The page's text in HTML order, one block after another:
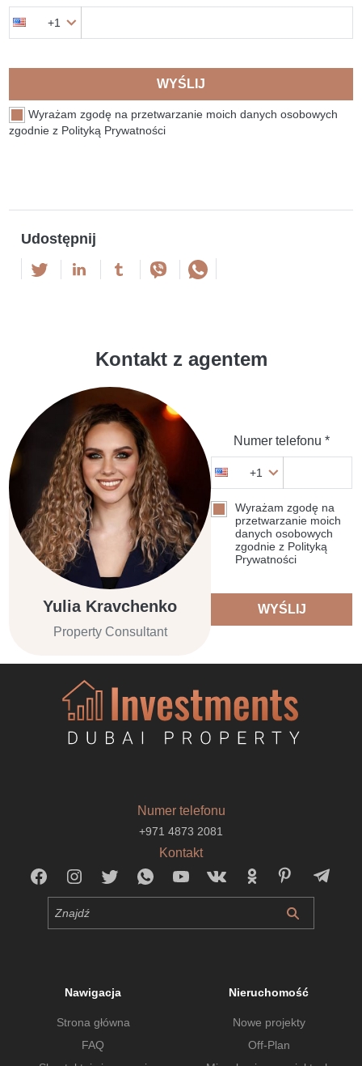
+1
WYŚLIJ
Wyrażam zgodę na przetwarzanie moich danych osobowych
zgodnie z Polityką Prywatności
Udostępnij
Kontakt z agentem
Yulia Kravchenko
Property Consultant
Numer telefonu *
+1
Wyrażam zgodę na
przetwarzanie moich
danych osobowych
zgodnie z Polityką
Prywatności
WYŚLIJ
Numer telefonu
+971 4873 2081
Kontakt
Nawigacja
Strona główna
FAQ
Nieruchomość
Nowe projekty
Off-Plan